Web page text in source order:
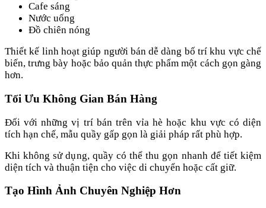
Cafe sáng
Nước uống
Đồ chiên nóng
Thiết kế linh hoạt giúp người bán dễ dàng bố trí khu vực chế
biến, trưng bày hoặc bảo quản thực phẩm một cách gọn gàng
hơn.
Tối Ưu Không Gian Bán Hàng
Đối với những vị trí bán trên vỉa hè hoặc khu vực có diện
tích hạn chế, mẫu quầy gấp gọn là giải pháp rất phù hợp.
Khi không sử dụng, quầy có thể thu gọn nhanh để tiết kiệm
diện tích và thuận tiện cho việc di chuyển hoặc cất giữ.
Tạo Hình Ảnh Chuyên Nghiệp Hơn